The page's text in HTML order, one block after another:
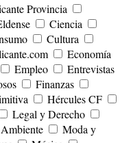
Provincia
Ciencia
Cultura
Economía
Empleo
Entrevistas
Finanzas
Hércules CF
Legal y Derecho
Moda y